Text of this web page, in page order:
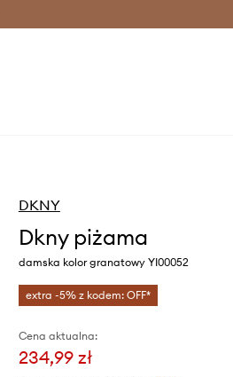
DKNY
Dkny piżama
damska kolor granatowy YI00052
extra -5% z kodem: OFF*
Cena aktualna:
234,99 zł